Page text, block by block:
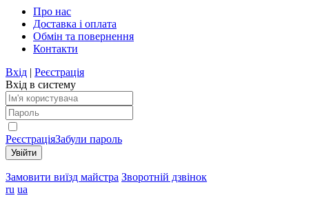
Про нас
Доставка і оплата
Обмін та повернення
Контакти
Вхід | Реєстрація
Вхід в систему
РеєстраціяЗабули пароль
Замовити виїзд майстра Зворотній дзвінок
ru ua